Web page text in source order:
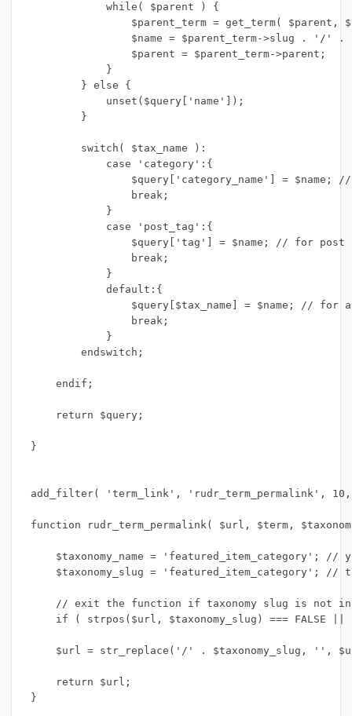
            while( $parent ) {
$parent_term = get_term( $parent,
$name = $parent_term->slug . '/' .
                $parent = $parent_term->parent;
            }
        } else {
            unset($query['name']);
        }
        switch( $tax_name ):
            case 'category':{
$query['category_name'] = $name;
                break;
            }
            case 'post_tag':{
$query['tag'] = $name; // for post
                break;
            }
            default:{
$query[$tax_name] = $name; // for
                break;
            }
        endswitch;
    endif;
    return $query;
}
add_filter( 'term_link', 'rudr_term_permalink',
function rudr_term_permalink( $url, $term,
$taxonomy_name = 'featured_item_category'; //
$taxonomy_slug = 'featured_item_category'; //
// exit the function if taxonomy slug is not
if ( strpos($url, $taxonomy_slug) === FALSE
$url = str_replace('/' . $taxonomy_slug, '',
    return $url;
}